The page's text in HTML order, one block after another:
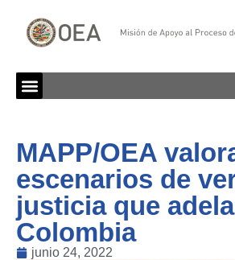
MAPP/OEA
escenarios de
justicia que
Colombia
junio 24, 2022